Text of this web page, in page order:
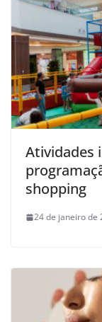
Atividades
shopping
24 de janeiro de